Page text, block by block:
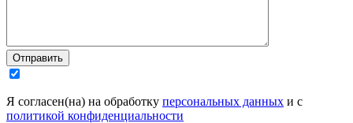
Отправить
Я согласен(на) на обработку персональных данных и с
политикой конфиденциальности